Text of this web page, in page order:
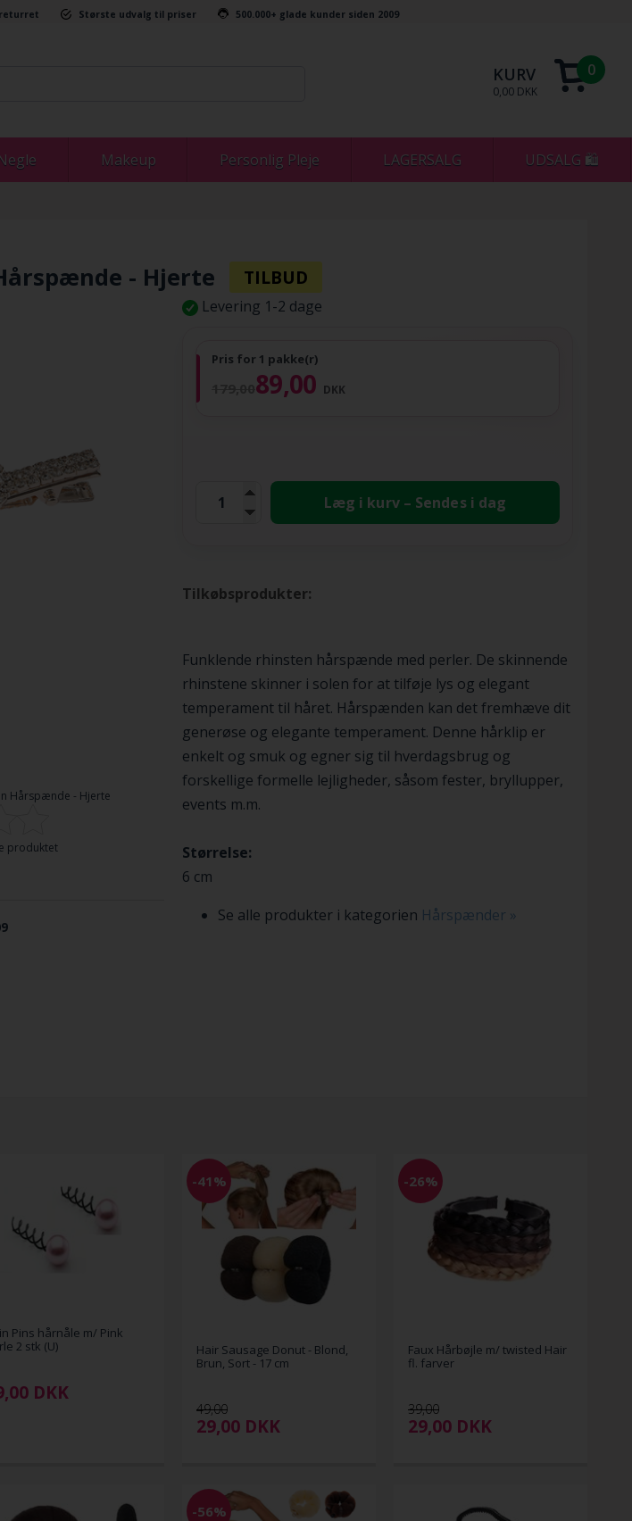
Største udvalg til priser 500.000+ glade kunder siden 2009
KURV
0,00 DKK
0
Makeup Personlig Pleje LAGERSALG UDSALG 🛍
- Hjerte
Hårspænde - Hjerte
produktet
Levering 1-2 dage
Pris for 1 pakke(r)
89,00 DKK
Læg i kurv – Sendes i dag
Tilkøbsprodukter:
Funklende rhinsten hårspænde med perler. De skinnende
rhinstene skinner i solen for at tilføje lys og elegant
temperament til håret. Hårspænden kan det fremhæve dit
generøse og elegante temperament. Denne hårklip er
enkelt og smuk og egner sig til hverdagsbrug og
forskellige formelle lejligheder, såsom fester, bryllupper,
events m.m.
Størrelse:
6 cm
Se alle produkter i kategorien Hårspænder »
Pins hårnåle m/ Pink
2 stk (U)
DKK
-41%
Hair Sausage Donut - Blond,
Brun, Sort - 17 cm
49,00
29,00 DKK
-26%
Faux Hårbøjle m/ twisted Hair
fl. farver
39,00
29,00 DKK
-56%